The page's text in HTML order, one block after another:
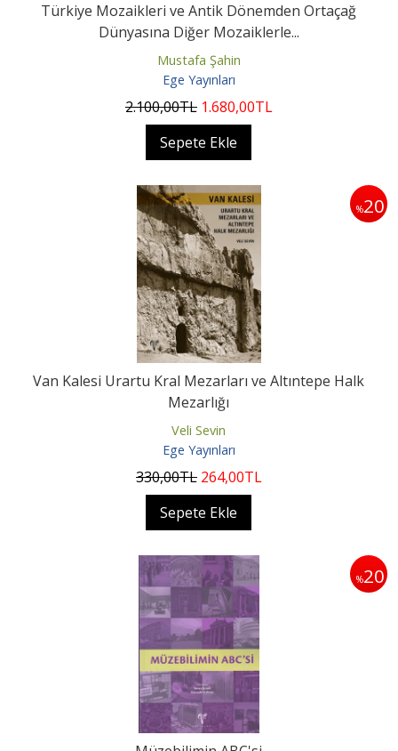
Türkiye Mozaikleri ve Antik Dönemden Ortaçağ
Dünyasına Diğer Mozaiklerle...
Mustafa Şahin
Ege Yayınları
2.100,00TL 1.680,00TL
Sepete Ekle
%20
Van Kalesi Urartu Kral Mezarları ve Altıntepe Halk
Mezarlığı
Veli Sevin
Ege Yayınları
330,00TL 264,00TL
Sepete Ekle
%20